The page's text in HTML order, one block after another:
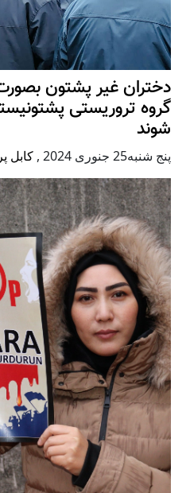
دختران غیر پشتون
گروه تروریستی
شوند
پنج شنبه25 جنوری 2024 , کابل